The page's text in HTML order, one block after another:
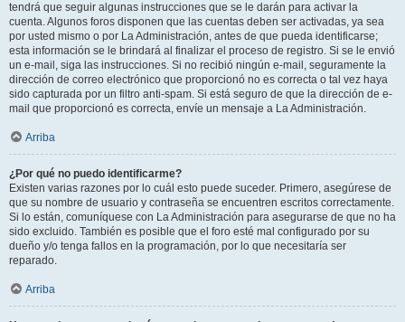
tendrá que seguir algunas instrucciones que se le darán para activar la
cuenta. Algunos foros disponen que las cuentas deben ser activadas, ya sea
por usted mismo o por La Administración, antes de que pueda identificarse;
esta información se le brindará al finalizar el proceso de registro. Si se le envió
un e-mail, siga las instrucciones. Si no recibió ningún e-mail, seguramente la
dirección de correo electrónico que proporcionó no es correcta o tal vez haya
sido capturada por un filtro anti-spam. Si está seguro de que la dirección de e-
mail que proporcionó es correcta, envíe un mensaje a La Administración.
Arriba
¿Por qué no puedo identificarme?
Existen varias razones por lo cuál esto puede suceder. Primero, asegúrese de
que su nombre de usuario y contraseña se encuentren escritos correctamente.
Si lo están, comuníquese con La Administración para asegurarse de que no ha
sido excluido. También es posible que el foro esté mal configurado por su
dueño y/o tenga fallos en la programación, por lo que necesitaría ser
reparado.
Arriba